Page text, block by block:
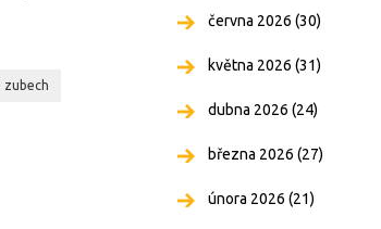
zubech
června 2026 (30)
května 2026 (31)
dubna 2026 (24)
března 2026 (27)
února 2026 (21)